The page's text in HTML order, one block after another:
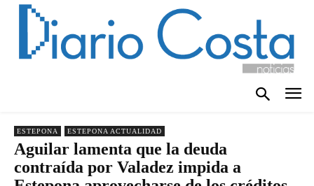
ESTEPONA ESTEPONA ACTUALIDAD
Aguilar lamenta que la deuda
contraída por Valadez impida a